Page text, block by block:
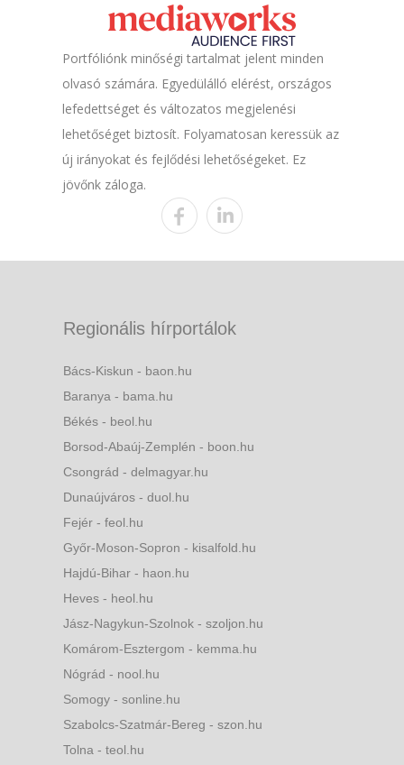
Portfóliónk minőségi tartalmat jelent minden
olvasó számára. Egyedülálló elérést, országos
lefedettséget és változatos megjelenési
lehetőséget biztosít. Folyamatosan keressük az
új irányokat és fejlődési lehetőségeket. Ez
jövőnk záloga.
Regionális hírportálok
Bács-Kiskun - baon.hu
Baranya - bama.hu
Békés - beol.hu
Borsod-Abaúj-Zemplén - boon.hu
Csongrád - delmagyar.hu
Dunaújváros - duol.hu
Fejér - feol.hu
Győr-Moson-Sopron - kisalfold.hu
Hajdú-Bihar - haon.hu
Heves - heol.hu
Jász-Nagykun-Szolnok - szoljon.hu
Komárom-Esztergom - kemma.hu
Nógrád - nool.hu
Somogy - sonline.hu
Szabolcs-Szatmár-Bereg - szon.hu
Tolna - teol.hu